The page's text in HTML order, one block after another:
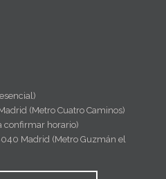
(Metro Cuatro Caminos)
confirmar horario)
Madrid (Metro Guzmán el